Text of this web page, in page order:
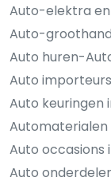
Auto-elektra
Auto-
Auto huren-
Auto
Auto keuringen
Auto occasions
Auto